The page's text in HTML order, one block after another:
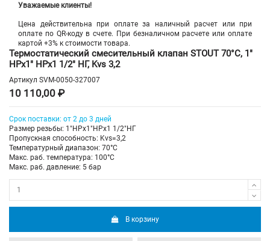
Уважаемые клиенты!
Цена действительна при оплате за наличный расчет или при
оплате по QR-коду в счете. При безналичном расчете или оплате
картой +3% к стоимости товара.
Термостатический смесительный клапан STOUT 70°C, 1"
НРх1" НРх1 1/2" НГ, Kvs 3,2
Артикул SVM-0050-327007
10 110,00 ₽
Срок поставки: от 2 до 3 дней
Размер резьбы: 1"НРх1"НРх1 1/2"НГ
Пропускная способность: Kvs=3,2
Температурный диапазон: 70°С
Макс. раб. температура: 100°C
Макс. раб. давление: 5 бар
В корзину